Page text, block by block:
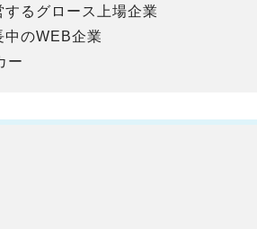
するグロース上場企業
中のWEB企業
ー